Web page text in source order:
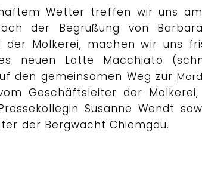
Wetter treffen wir uns am
der Begrüßung von
der Molkerei, machen wir uns
neuen Latte Macchiato
den gemeinsamen Weg zur
Geschäftsleiter der Molkerei,
Susanne Wendt
der Bergwacht Chiemgau.